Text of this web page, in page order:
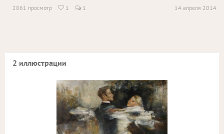
14 апреля 2014
2861 просмотр  1 1
2 иллюстрации